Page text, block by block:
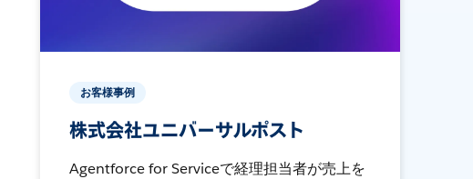
お客様事例
株式会社ユニバーサルポスト
Agentforce for Serviceで経理担当者が売上を